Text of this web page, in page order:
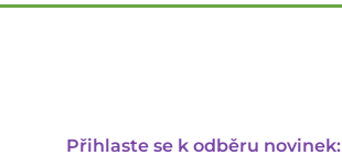
Přihlaste se k odběru novinek: